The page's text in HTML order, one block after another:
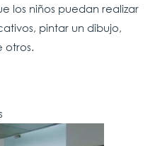
los niños puedan realizar
pintar un dibujo,
otros.